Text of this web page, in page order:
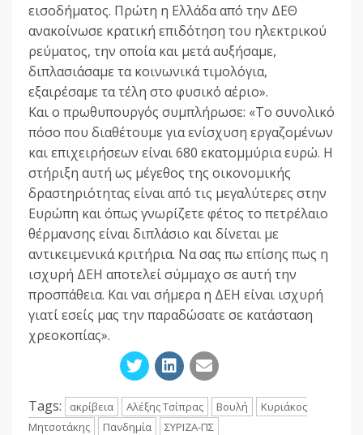
εισοδήματος. Πρώτη η Ελλάδα από την ΔΕΘ
ανακοίνωσε κρατική επιδότηση του ηλεκτρικού
ρεύματος, την οποία και μετά αυξήσαμε,
διπλασιάσαμε τα κοινωνικά τιμολόγια,
εξαιρέσαμε τα τέλη στο φυσικό αέριο».
Και ο πρωθυπουργός συμπλήρωσε: «Το συνολικό
πόσο που διαθέτουμε για ενίσχυση εργαζομένων
και επιχειρήσεων είναι 680 εκατομμύρια ευρώ. Η
στήριξη αυτή ως μέγεθος της οικονομικής
δραστηριότητας είναι από τις μεγαλύτερες στην
Ευρώπη και όπως γνωρίζετε φέτος το πετρέλαιο
θέρμανσης είναι διπλάσιο και δίνεται με
αντικειμενικά κριτήρια. Να σας πω επίσης πως η
ισχυρή ΔΕΗ αποτελεί σύμμαχο σε αυτή την
προσπάθεια. Και ναι σήμερα η ΔΕΗ είναι ισχυρή
γιατί εσείς μας την παραδώσατε σε κατάσταση
χρεοκοπίας».
Tags: ακρίβεια Αλέξης Τσίπρας Βουλή
Κυριάκος
Μητσοτάκης
Πανδημία ΣΥΡΙΖΑ-ΠΣ